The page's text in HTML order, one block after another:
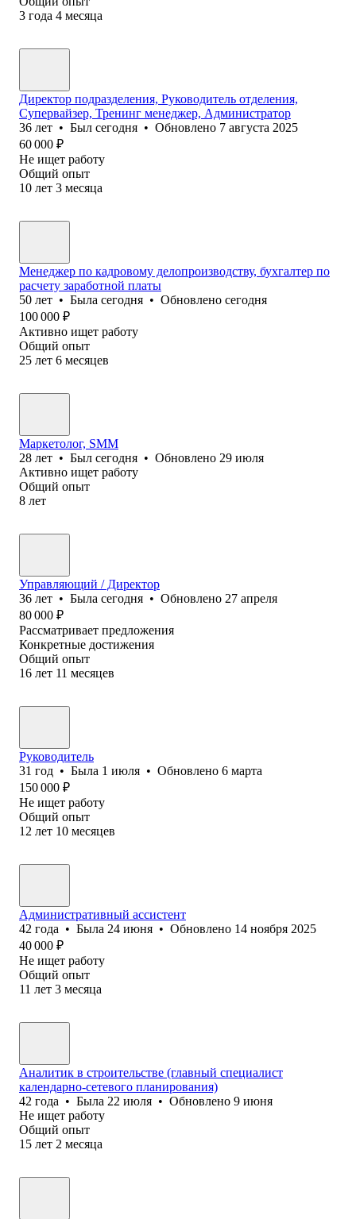
3 года 4 месяца
Директор подразделения, Руководитель отделения,
Супервайзер, Тренинг менеджер, Администратор
36 лет • Был сегодня • Обновлено 7 августа 2025
60 000 ₽
Не ищет работу
Общий опыт
10 лет 3 месяца
Менеджер по кадровому делопроизводству, бухгалтер по
расчету заработной платы
50 лет • Была сегодня • Обновлено сегодня
100 000 ₽
Активно ищет работу
Общий опыт
25 лет 6 месяцев
Маркетолог, SMM
28 лет • Был сегодня • Обновлено 29 июля
Активно ищет работу
Общий опыт
8 лет
Управляющий / Директор
36 лет • Была сегодня • Обновлено 27 апреля
80 000 ₽
Рассматривает предложения
Конкретные достижения
Общий опыт
16 лет 11 месяцев
Руководитель
31 год • Была 1 июля • Обновлено 6 марта
150 000 ₽
Не ищет работу
Общий опыт
12 лет 10 месяцев
Административный ассистент
42 года • Была 24 июня • Обновлено 14 ноября 2025
40 000 ₽
Не ищет работу
Общий опыт
11 лет 3 месяца
Аналитик в строительстве (главный специалист
календарно-сетевого планирования)
42 года • Была 22 июля • Обновлено 9 июня
Не ищет работу
Общий опыт
15 лет 2 месяца